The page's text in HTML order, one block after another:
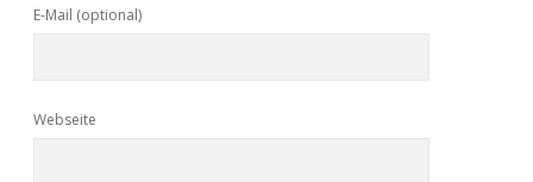
E-Mail (optional)
Webseite